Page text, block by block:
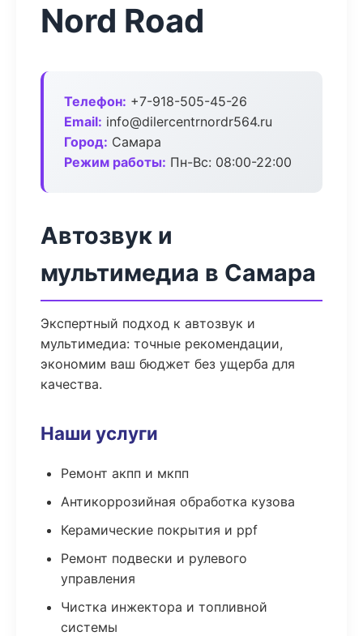
Nord Road
Телефон: +7-918-505-45-26
Email: info@dilercentrnordr564.ru
Город: Самара
Режим работы: Пн-Вс: 08:00-22:00
Автозвук и
мультимедиа в Самара
Экспертный подход к автозвук и
мультимедиа: точные рекомендации,
экономим ваш бюджет без ущерба для
качества.
Наши услуги
Ремонт акпп и мкпп
Антикоррозийная обработка кузова
Керамические покрытия и ppf
Ремонт подвески и рулевого
управления
Чистка инжектора и топливной
системы